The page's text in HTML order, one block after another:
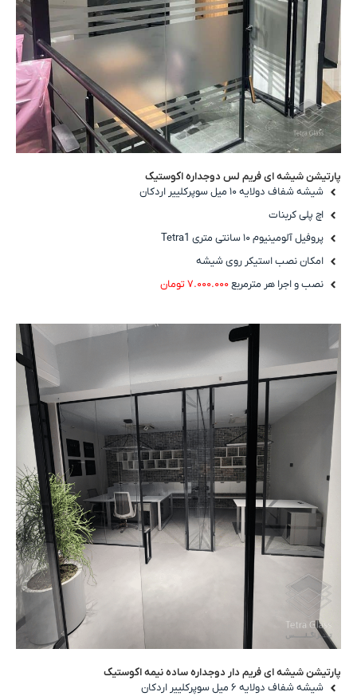
پارتیشن شیشه ای فریم لس دوجداره اکوستیک
شیشه شفاف دولایه ۱۰ میل سوپرکلییر اردکان
اچ پلی کربنات
پروفیل آلومینیوم ۱۰ سانتی متری Tetra1
امکان نصب استیکر روی شیشه
نصب و اجرا هر مترمربع۷.۰۰۰.۰۰۰ تومان
پارتیشن شیشه ای فریم دار دوجداره ساده نیمه اکوستیک
شیشه شفاف دولایه ۶ میل سوپرکلییر اردکان